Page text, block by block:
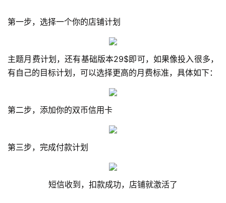
第一步，选择一个你的店铺计划
主题月费计划，还有基础版本29$即可，如果像投入很多，
有自己的目标计划，可以选择更高的月费标准，具体如下：
第二步，添加你的双币信用卡
第三步，完成付款计划
短信收到，扣款成功，店铺就激活了